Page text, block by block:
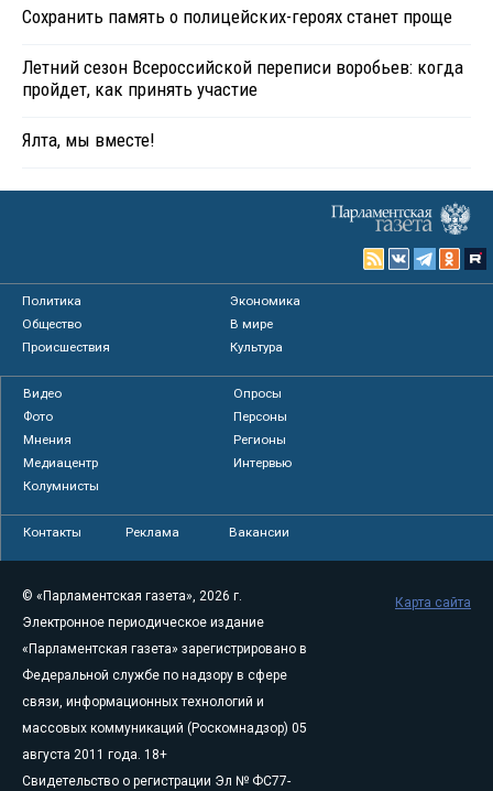
Сохранить память о полицейских-героях станет проще
Летний сезон Всероссийской переписи воробьев: когда
пройдет, как принять участие
Ялта, мы вместе!
Политика
Экономика
Общество
В мире
Происшествия
Культура
Видео
Опросы
Фото
Персоны
Мнения
Регионы
Медиацентр
Интервью
Колумнисты
Контакты Реклама Вакансии
© «Парламентская газета», 2026 г.
Электронное периодическое издание
«Парламентская газета» зарегистрировано в
Федеральной службе по надзору в сфере
связи, информационных технологий и
массовых коммуникаций (Роскомнадзор) 05
августа 2011 года. 18+
Свидетельство о регистрации Эл № ФС77-
Карта сайта